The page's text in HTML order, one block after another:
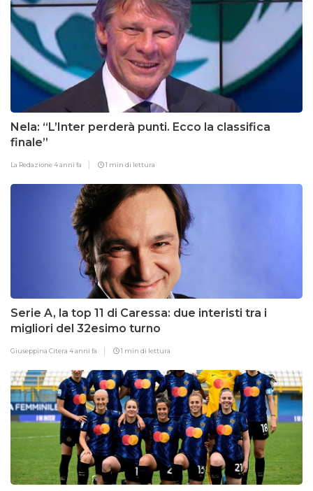
Nela: “L’Inter perderà punti. Ecco la classifica
finale”
La Redazione4 anni fa 1 min di lettura
Serie A, la top 11 di Caressa: due interisti tra i
migliori del 32esimo turno
Giuseppina Citera 4 anni fa 1 min di lettura